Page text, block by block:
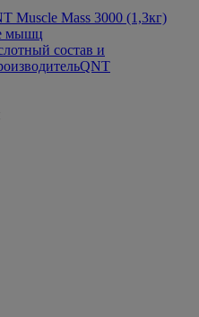
Muscle Mass 3000 (1,3кг)
мышц
состав и
QNT